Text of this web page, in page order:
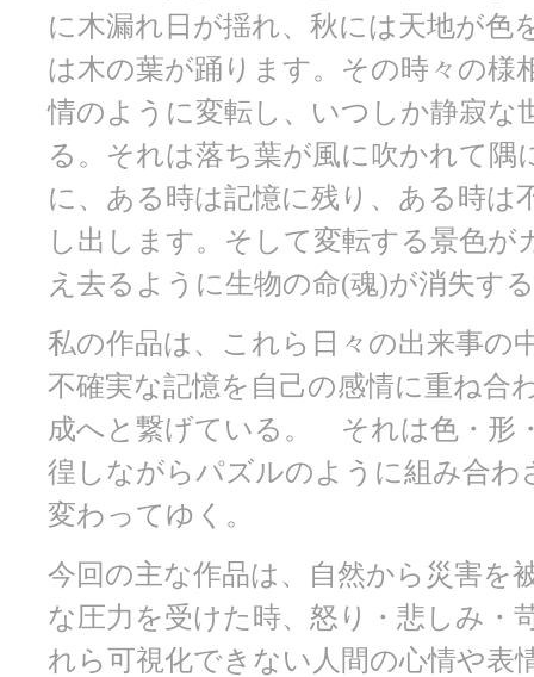
に木漏れ日が揺れ、秋には天地が色
は木の葉が踊ります。その時々の様
情のように変転し、いつしか静寂な
る。それは落ち葉が風に吹かれて隅
に、ある時は記憶に残り、ある時は
し出します。そして変転する景色
え去るように生物の命(魂)が消失す
私の作品は、これら日々の出来事の
不確実な記憶を自己の感情に重ね合
成へと繋げている。 それは色・形
徨しながらパズルのように組み合
変わってゆく。
今回の主な作品は、自然から災害を
な圧力を受けた時、怒り・悲しみ
れら可視化できない人間の心情や表